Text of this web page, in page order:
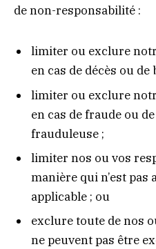
de non-responsabilité :
limiter ou exclure
en cas de décès ou de
limiter ou exclure
en cas de fraude ou
frauduleuse ;
limiter nos ou vos
manière qui n’est pas
applicable ; ou
exclure toute de nos
ne peuvent pas être